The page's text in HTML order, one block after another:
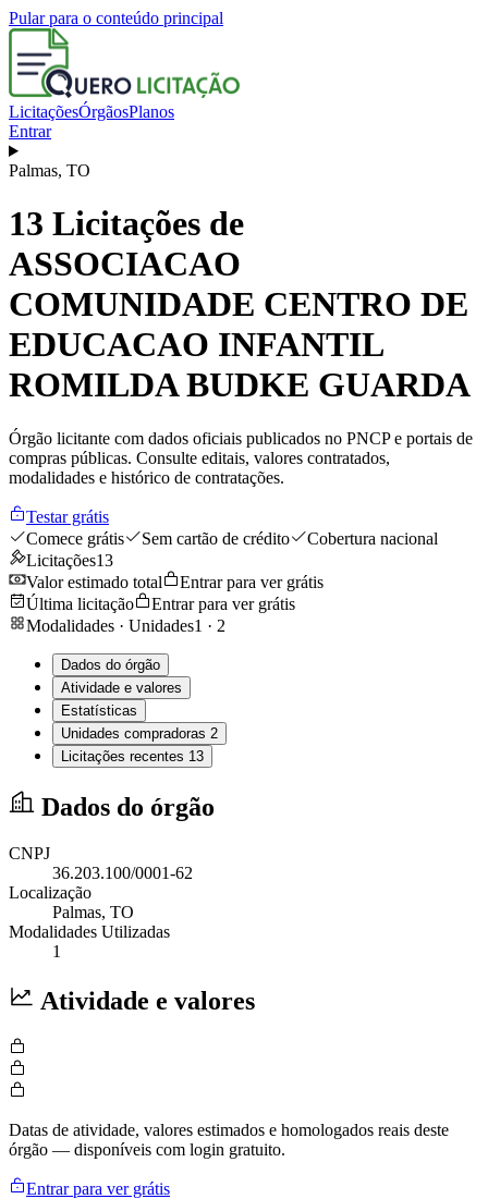
Pular para o conteúdo principal
LicitaçõesÓrgãosPlanos
Entrar
Palmas, TO
13 Licitações de
ASSOCIACAO
COMUNIDADE CENTRO DE
EDUCACAO INFANTIL
ROMILDA BUDKE GUARDA
Órgão licitante com dados oficiais publicados no PNCP e portais de
compras públicas. Consulte editais, valores contratados,
modalidades e histórico de contratações.
Testar grátis
Comece grátis
Sem cartão de crédito
Cobertura nacional
Licitações13
Valor estimado total
Entrar para ver grátis
Última licitação
Entrar para ver grátis
Modalidades · Unidades1 · 2
Dados do órgão
Atividade e valores
Estatísticas
Unidades compradoras 2
Licitações recentes 13
Dados do órgão
CNPJ
36.203.100/0001-62
Localização
Palmas, TO
Modalidades Utilizadas
1
Atividade e valores
Datas de atividade, valores estimados e homologados reais deste
órgão — disponíveis com login gratuito.
Entrar para ver grátis